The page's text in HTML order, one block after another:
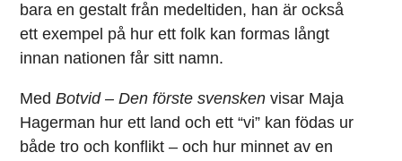
bara en gestalt från medeltiden, han är också
ett exempel på hur ett folk kan formas långt
innan nationen får sitt namn.
Med Botvid – Den förste svensken visar Maja
Hagerman hur ett land och ett “vi” kan födas ur
både tro och konflikt – och hur minnet av en